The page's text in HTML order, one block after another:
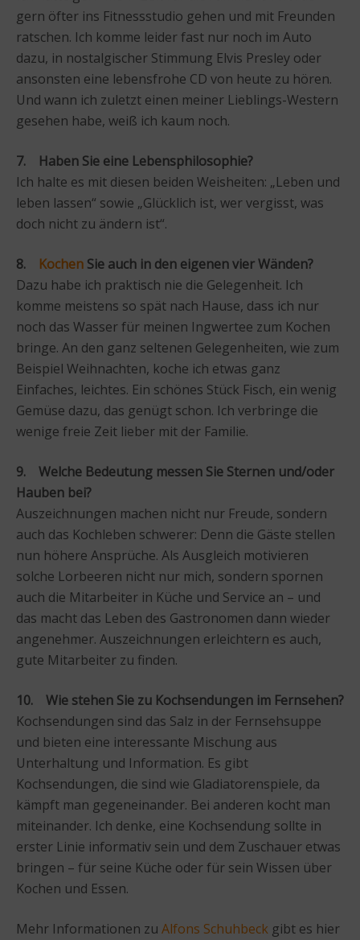
gern öfter ins Fitnessstudio gehen und mit Freunden
ratschen. Ich komme leider fast nur noch im Auto
dazu, in nostalgischer Stimmung Elvis Presley oder
ansonsten eine lebensfrohe CD von heute zu hören.
Und wann ich zuletzt einen meiner Lieblings-Western
gesehen habe, weiß ich kaum noch.
7. Haben Sie eine Lebensphilosophie?
Ich halte es mit diesen beiden Weisheiten: „Leben und
leben lassen“ sowie „Glücklich ist, wer vergisst, was
doch nicht zu ändern ist“.
8. Kochen Sie auch in den eigenen vier Wänden?
Dazu habe ich praktisch nie die Gelegenheit. Ich
komme meistens so spät nach Hause, dass ich nur
noch das Wasser für meinen Ingwertee zum Kochen
bringe. An den ganz seltenen Gelegenheiten, wie zum
Beispiel Weihnachten, koche ich etwas ganz
Einfaches, leichtes. Ein schönes Stück Fisch, ein wenig
Gemüse dazu, das genügt schon. Ich verbringe die
wenige freie Zeit lieber mit der Familie.
9. Welche Bedeutung messen Sie Sternen und/oder
Hauben bei?
Auszeichnungen machen nicht nur Freude, sondern
auch das Kochleben schwerer: Denn die Gäste stellen
nun höhere Ansprüche. Als Ausgleich motivieren
solche Lorbeeren nicht nur mich, sondern spornen
auch die Mitarbeiter in Küche und Service an – und
das macht das Leben des Gastronomen dann wieder
angenehmer. Auszeichnungen erleichtern es auch,
gute Mitarbeiter zu finden.
10. Wie stehen Sie zu Kochsendungen im Fernsehen?
Kochsendungen sind das Salz in der Fernsehsuppe
und bieten eine interessante Mischung aus
Unterhaltung und Information. Es gibt
Kochsendungen, die sind wie Gladiatorenspiele, da
kämpft man gegeneinander. Bei anderen kocht man
miteinander. Ich denke, eine Kochsendung sollte in
erster Linie informativ sein und dem Zuschauer etwas
bringen – für seine Küche oder für sein Wissen über
Kochen und Essen.
Mehr Informationen zu Alfons Schuhbeck gibt es hier